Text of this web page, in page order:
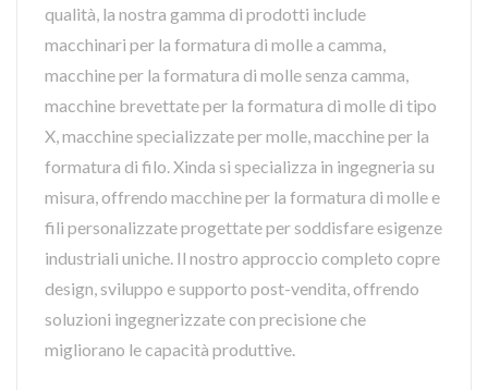
qualità, la nostra gamma di prodotti include
macchinari per la formatura di molle a camma,
macchine per la formatura di molle senza camma,
macchine brevettate per la formatura di molle di tipo
X, macchine specializzate per molle, macchine per la
formatura di filo. Xinda si specializza in ingegneria su
misura, offrendo macchine per la formatura di molle e
fili personalizzate progettate per soddisfare esigenze
industriali uniche. Il nostro approccio completo copre
design, sviluppo e supporto post-vendita, offrendo
soluzioni ingegnerizzate con precisione che
migliorano le capacità produttive.